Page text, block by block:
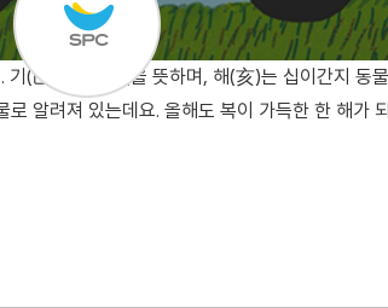
(己)는 황금색을 뜻하며, 해(亥)는 십이간지 동
알려져 있는데요. 올해도 복이 가득한 한 해가